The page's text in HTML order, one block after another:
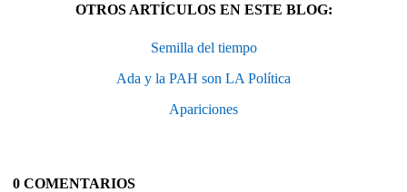
OTROS ARTÍCULOS EN ESTE BLOG:
Semilla del tiempo
Ada y la PAH son LA Política
Apariciones
0 COMENTARIOS